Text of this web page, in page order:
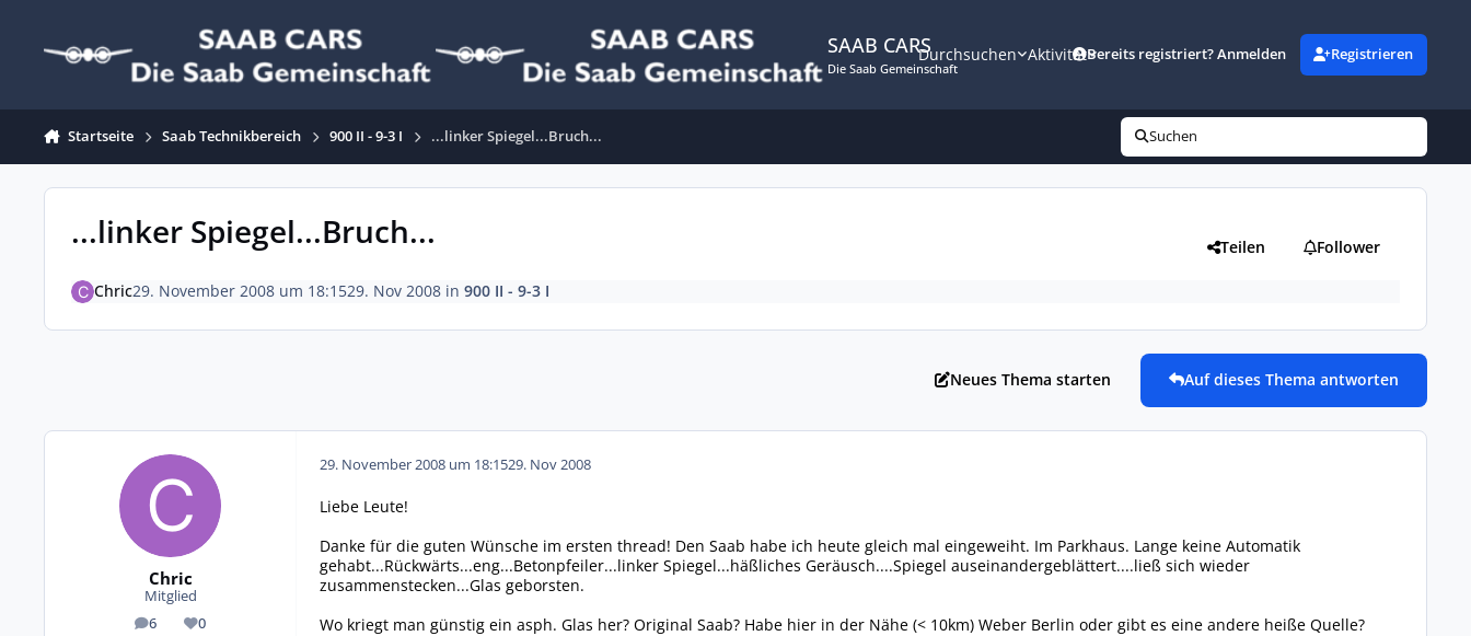
SAAB CARS
Die Saab Gemeinschaft
Durchsuchen AktivitätBereits registriert? Anmelden Registrieren
Startseite Saab Technikbereich 900 II - 9-3 I ...linker Spiegel...Bruch... Suchen
...linker Spiegel...Bruch... Teilen Follower
Chric29. November 2008 um 18:1529. Nov 2008in 900 II - 9-3 I
Neues Thema starten Auf dieses Thema antworten
Chric
Mitglied
6
Beiträge0
Reputation
29. November 2008 um 18:1529. Nov 2008
Liebe Leute!
Danke für die guten Wünsche im ersten thread! Den Saab habe ich heute gleich mal eingeweiht. Im Parkhaus. Lange keine Automatik
gehabt...Rückwärts...eng...Betonpfeiler...linker Spiegel...häßliches Geräusch....Spiegel auseinandergeblättert....ließ sich wieder
zusammenstecken...Glas geborsten.
Wo kriegt man günstig ein asph. Glas her? Original Saab? Habe hier in der Nähe (< 10km) Weber Berlin oder gibt es eine andere heiße Quelle?